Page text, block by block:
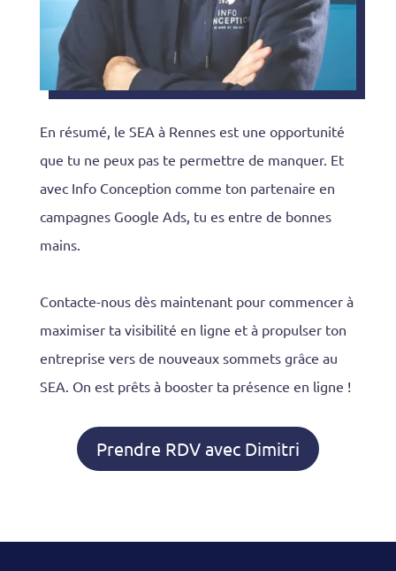
En résumé, le SEA à Rennes est une opportunité
que tu ne peux pas te permettre de manquer. Et
avec Info Conception comme ton partenaire en
campagnes Google Ads, tu es entre de bonnes
mains.
Contacte-nous dès maintenant pour commencer à
maximiser ta visibilité en ligne et à propulser ton
entreprise vers de nouveaux sommets grâce au
SEA. On est prêts à booster ta présence en ligne !
Prendre RDV avec Dimitri